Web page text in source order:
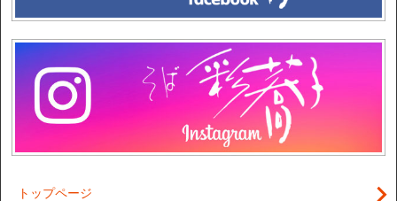
トップページ